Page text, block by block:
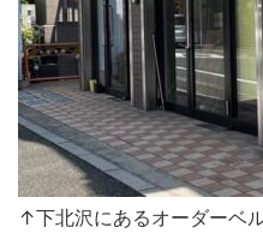
↑下北沢にあるオーダーベ